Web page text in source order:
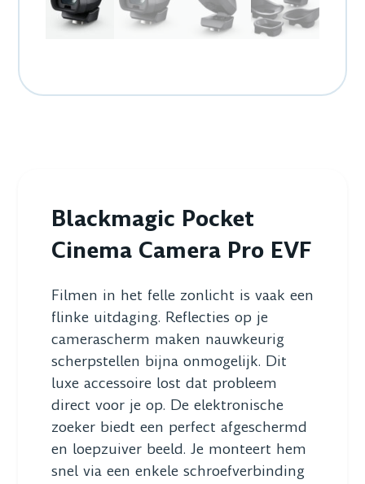
Blackmagic Pocket
Cinema Camera Pro EVF
Filmen in het felle zonlicht is vaak een
flinke uitdaging. Reflecties op je
camerascherm maken nauwkeurig
scherpstellen bijna onmogelijk. Dit
luxe accessoire lost dat probleem
direct voor je op. De elektronische
zoeker biedt een perfect afgeschermd
en loepzuiver beeld. Je monteert hem
snel via een enkele schroefverbinding